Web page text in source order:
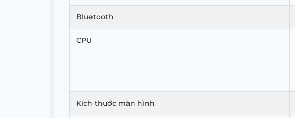
Bluetooth
CPU
Kích thước màn hình